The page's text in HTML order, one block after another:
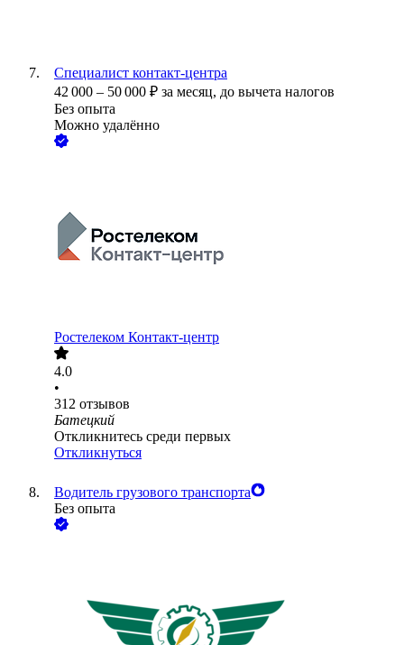
Специалист контакт-центра
42 000 – 50 000 ₽ за месяц, до вычета налогов
Без опыта
Можно удалённо
Ростелеком Контакт-центр
4.0
•
312 отзывов
Батецкий
Откликнитесь среди первых
Откликнуться
Водитель грузового транспорта
Без опыта